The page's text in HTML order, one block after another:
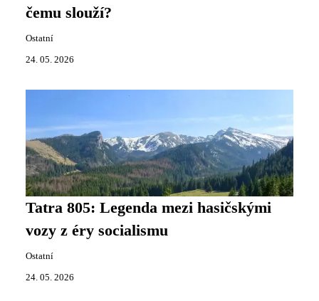
čemu slouží?
Ostatní
24. 05. 2026
Tatra 805: Legenda mezi hasičskými
vozy z éry socialismu
Ostatní
24. 05. 2026